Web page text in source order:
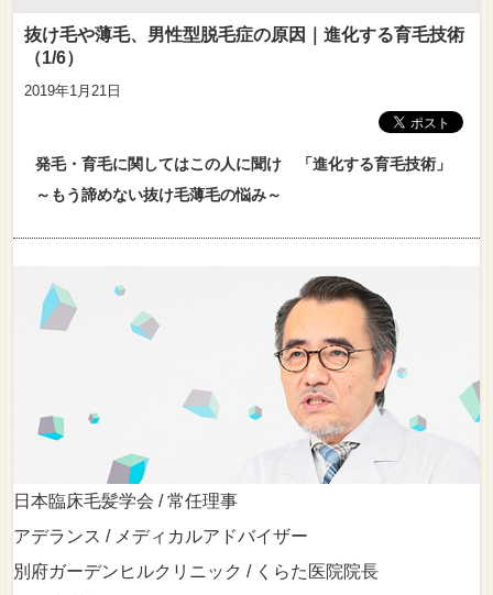
抜け毛や薄毛、男性型脱毛症の原因｜進化する育毛技術
（1/6）
2019年1月21日
発毛・育毛に関してはこの人に聞け 「進化する育毛技術」
～もう諦めない抜け毛薄毛の悩み～
日本臨床毛髪学会 / 常任理事
アデランス / メディカルアドバイザー
別府ガーデンヒルクリニック / くらた医院院長